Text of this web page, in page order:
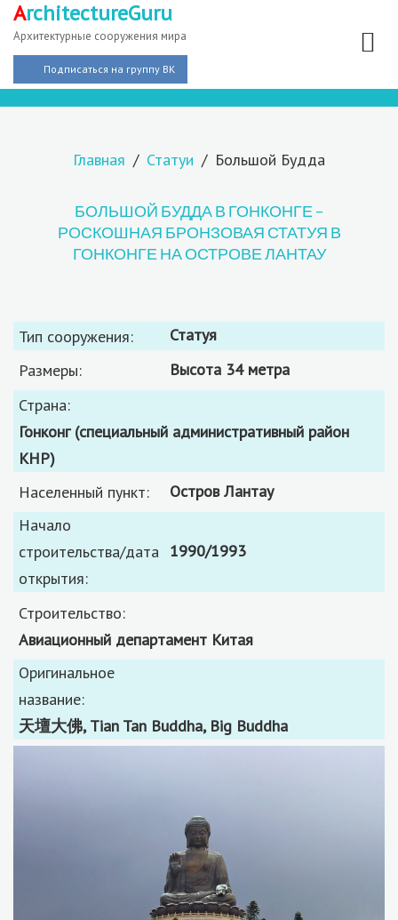
ArchitectureGuru
Архитектурные сооружения мира
Подписаться на группу ВК
Главная Статуи Большой Будда
БОЛЬШОЙ БУДДА В ГОНКОНГЕ –
РОСКОШНАЯ БРОНЗОВАЯ СТАТУЯ В
ГОНКОНГЕ НА ОСТРОВЕ ЛАНТАУ
Тип сооружения:
статуя
Размеры:
высота 34 метра
Страна:
Гонконг (специальный административный район
КНР)
Населенный пункт:
остров Лантау
Начало
строительства/дата
открытия:
1990/1993
Строительство:
авиационный департамент Китая
Оригинальное
название:
天壇大佛, Tian Tan Buddha, Big Buddha